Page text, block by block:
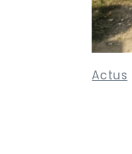
Actus